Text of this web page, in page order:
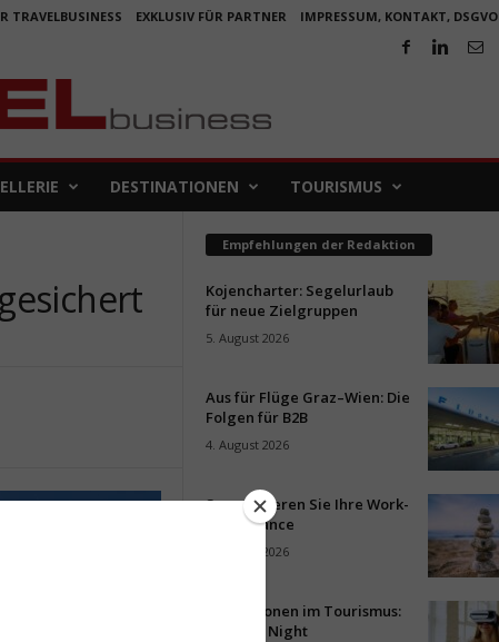
TRAVELBUSINESS EXKLUSIV FÜR PARTNER IMPRESSUM, KONTAKT, DSGVO
DESTINATIONEN TOURISMUS
Empfehlungen der Redaktion
Kojencharter: Segelurlaub
für neue Zielgruppen
5. August 2026
Aus für Flüge Graz–Wien: Die
Folgen für B2B
4. August 2026
So optimieren Sie Ihre Work-
Life-Balance
3. August 2026
Innovationen im Tourismus:
Start-up Night